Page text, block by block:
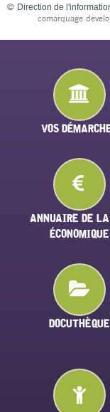
© Direction de
comarquage
VOS
ANNUAIRE DE
ÉCONOMIQUE
DOCUTHÈQUE